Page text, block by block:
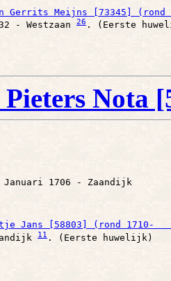
Gerrits Meijns [73345] (rond
- Westzaan
26
Nota
Januari 1706 - Zaandijk
Jans [58803] (rond 1710-
11